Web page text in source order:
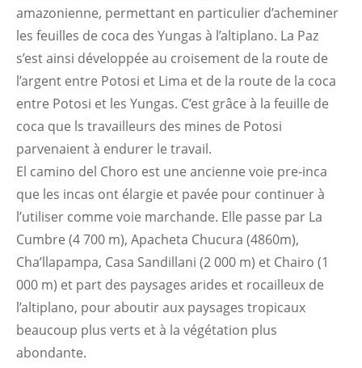
amazonienne, permettant en particulier d’acheminer
les feuilles de coca des Yungas à l’altiplano. La Paz
s’est ainsi développée au croisement de la route de
l’argent entre Potosi et Lima et de la route de la coca
entre Potosi et les Yungas. C’est grâce à la feuille de
coca que ls travailleurs des mines de Potosi
parvenaient à endurer le travail.
El camino del Choro est une ancienne voie pre-inca
que les incas ont élargie et pavée pour continuer à
l’utiliser comme voie marchande. Elle passe par La
Cumbre (4 700 m), Apacheta Chucura (4860m),
Cha’llapampa, Casa Sandillani (2 000 m) et Chairo (1
000 m) et part des paysages arides et rocailleux de
l’altiplano, pour aboutir aux paysages tropicaux
beaucoup plus verts et à la végétation plus
abondante.